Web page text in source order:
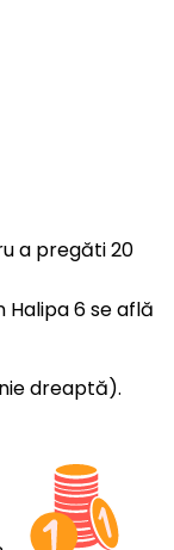
a pregăti 20
Halipa 6 se află
dreaptă).